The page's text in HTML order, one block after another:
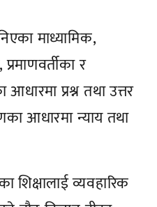
माध्यामिक,
र
प्रश्न तथा उत्तर
आधारमा न्याय तथा
शिक्षालाई व्यवहारिक